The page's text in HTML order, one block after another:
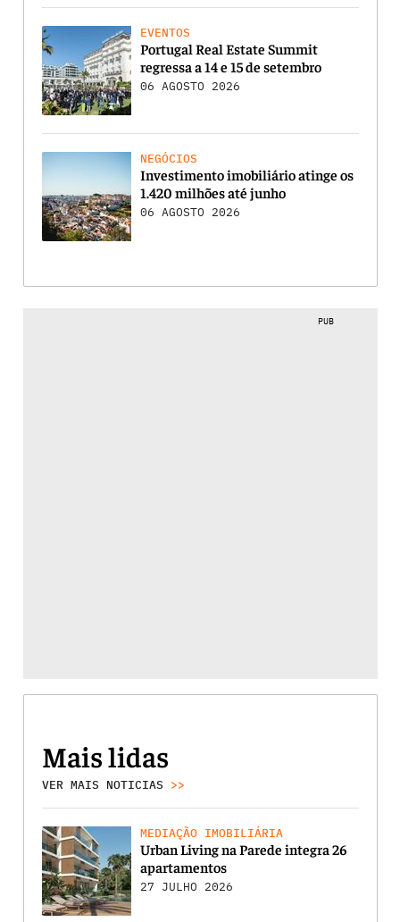
EVENTOS
Portugal Real Estate Summit
regressa a 14 e 15 de setembro
06 AGOSTO 2026
NEGÓCIOS
Investimento imobiliário atinge os
1.420 milhões até junho
06 AGOSTO 2026
PUB
Mais lidas
VER MAIS NOTICIAS >>
MEDIAÇÃO IMOBILIÁRIA
Urban Living na Parede integra 26
apartamentos
27 JULHO 2026